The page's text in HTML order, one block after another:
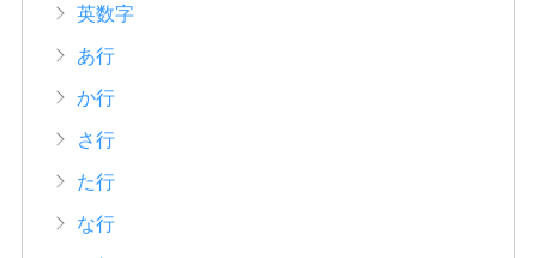
英数字
あ行
か行
さ行
た行
な行